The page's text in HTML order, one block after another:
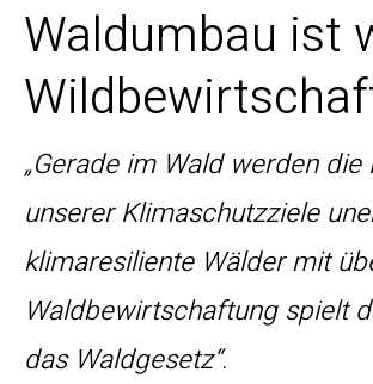
Waldumbau ist
„Gerade im Wald werden
unserer Klimaschutzziele
klimaresiliente Wälder mit
Waldbewirtschaftung spielt
das Waldgesetz“.